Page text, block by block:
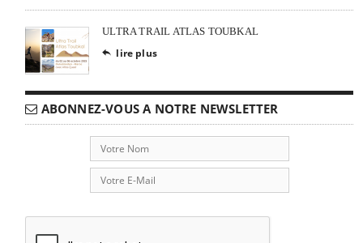
ULTRA TRAIL ATLAS TOUBKAL
 lire plus
ABONNEZ-VOUS A NOTRE NEWSLETTER